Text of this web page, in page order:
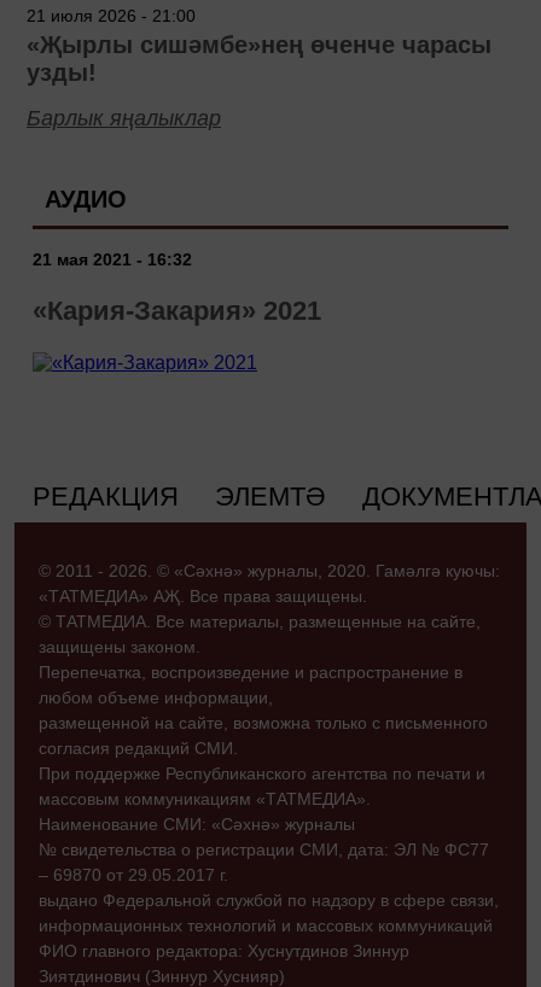
21 июля 2026 - 21:00
«Җырлы сишәмбе»нең өченче чарасы
узды!
Барлык яңалыклар
АУДИО
21 мая 2021 - 16:32
«Кария-Закария» 2021
РЕДАКЦИЯ ЭЛЕМТӘ
© 2011 - 2026. © «Сәхнә» журналы, 2020. Гамәлгә куючы:
«ТАТМЕДИА» АҖ. Все права защищены.
© ТАТМЕДИА. Все материалы, размещенные на сайте,
защищены законом.
Перепечатка, воспроизведение и распространение в
любом объеме информации,
размещенной на сайте, возможна только с письменного
согласия редакций СМИ.
При поддержке Республиканского агентства по печати и
массовым коммуникациям «ТАТМЕДИА».
Наименование СМИ: «Сәхнә» журналы
№ свидетельства о регистрации СМИ, дата: ЭЛ № ФС77
– 69870 от 29.05.2017 г.
выдано Федеральной службой по надзору в сфере связи,
информационных технологий и массовых коммуникаций
ФИО главного редактора: Хуснутдинов Зиннур
Зиятдинович (Зиннур Хуснияр)